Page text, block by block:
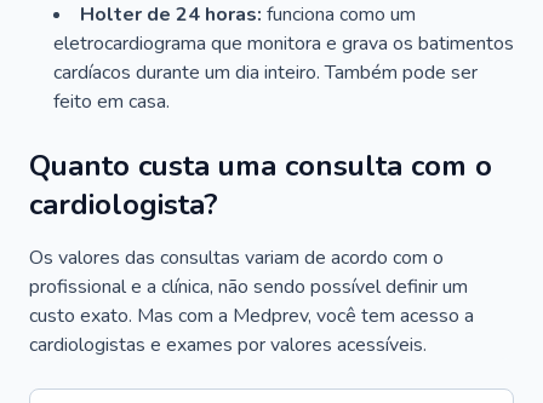
Holter de 24 horas: funciona como um
eletrocardiograma que monitora e grava os batimentos
cardíacos durante um dia inteiro. Também pode ser
feito em casa.
Quanto custa uma consulta com o
cardiologista?
Os valores das consultas variam de acordo com o
profissional e a clínica, não sendo possível definir um
custo exato. Mas com a Medprev, você tem acesso a
cardiologistas e exames por valores acessíveis.